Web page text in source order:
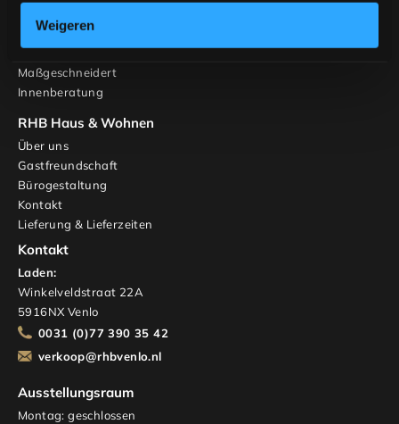
Weigeren
Stühle
Schränke und TV-Möbel
Maßgeschneidert
Innenberatung
RHB Haus & Wohnen
Über uns
Gastfreundschaft
Bürogestaltung
Kontakt
Lieferung & Lieferzeiten
Kontakt
Laden:
Winkelveldstraat 22A
5916NX Venlo
0031 (0)77 390 35 42
verkoop@rhbvenlo.nl
Ausstellungsraum
Montag: geschlossen